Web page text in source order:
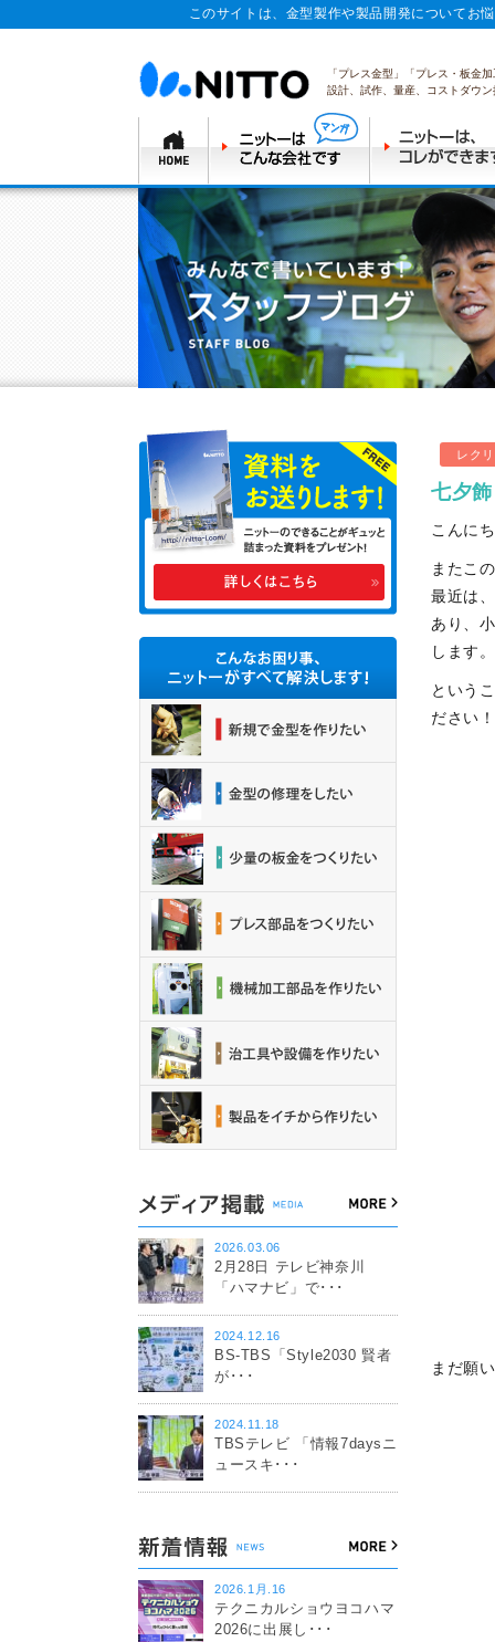
このサイトは、金型製作や製品開発についてお
「プレス金型」「プレス・板金
設計、試作、量産、コストダウ
レク
七夕
こんに
またこ
最近は
あり、
します。
という
ださい！
まだ願
2026.03.06
2月28日 テレビ神奈川
「ハマナビ」で･･･
2024.12.16
BS-TBS「Style2030 賢者
が･･･
2024.11.18
TBSテレビ 「情報7daysニ
ュースキ･･･
2026.1月.16
テクニカルショウヨコハマ
2026に出展し･･･